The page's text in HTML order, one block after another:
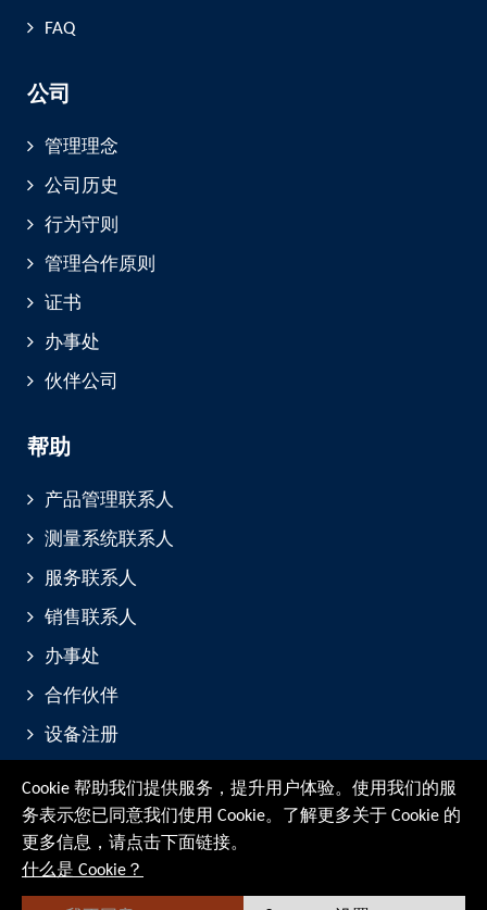
FAQ
公司
管理理念
公司历史
行为守则
管理合作原则
证书
办事处
伙伴公司
帮助
产品管理联系人
测量系统联系人
服务联系人
销售联系人
办事处
合作伙伴
设备注册
展会与活动
© RMG Messtechnik GmbH - 2026
Cookie 帮助我们提供服务，提升用户体验。使用我们的服
务表示您已同意我们使用 Cookie。了解更多关于 Cookie 的
更多信息，请点击下面链接。
什么是 Cookie？